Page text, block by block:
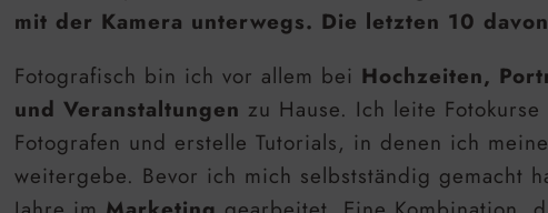
mit der Kamera unterwegs. Die letzten 10
Fotografisch bin ich vor allem bei Hochzeiten,
und Veranstaltungen zu Hause. Ich leite
Fotografen und erstelle Tutorials, in denen ich
weitergebe. Bevor ich mich selbstständig gemacht